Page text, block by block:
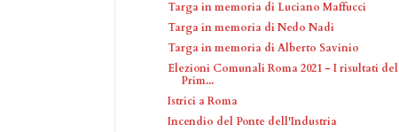
Targa in memoria di Luciano Maffucci
Targa in memoria di Nedo Nadi
Targa in memoria di Alberto Savinio
Elezioni Comunali Roma 2021 - I risultati del
Prim...
Istrici a Roma
Incendio del Ponte dell'Industria